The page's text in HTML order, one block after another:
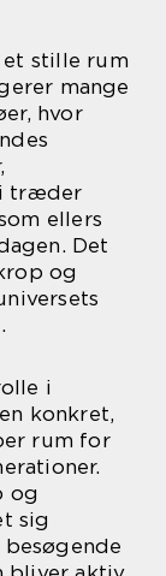
stille rum
mange
hvor
træder
ellers
Det
og
i
konkret,
rum for
og
sig
besøgende